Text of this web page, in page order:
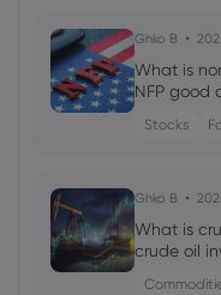
Ghko B
What is
NFP good
Stocks
Ghko B
What is
crude oil